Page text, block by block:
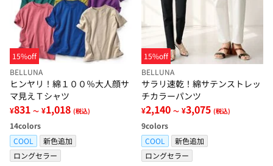
15%off
BELLUNA
ヒンヤリ！綿１００％大人顔サ
マ見えＴシャツ
¥831 ～ ¥1,018 (税込)
14colors
COOL
新色追加
ロングセラー
15%off
BELLUNA
サラリ速乾！綿サテンストレッ
チカラーパンツ
¥2,140 ～ ¥3,075 (税込)
9colors
COOL
新色追加
ロングセラー